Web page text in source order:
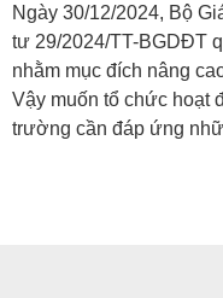
Ngày 30/12/2024, Bộ
tư 29/2024/TT-BGDĐT
nhằm mục đích nâng
Vậy muốn tổ chức hoạt
trường cần đáp ứng